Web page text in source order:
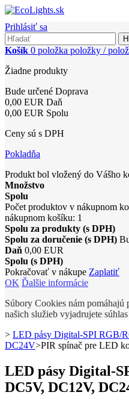
Prihlásiť sa
Košík 0 položka položky /
Žiadne produkty
Bude určené Doprava
0,00 EUR Daň
0,00 EUR Spolu
Ceny sú s DPH
Pokladňa
Produkt bol vložený do Vášho
Množstvo
Spolu
Počet produktov v nákupnom
nákupnom košíku: 1
Spolu za produkty (s DPH)
Spolu za doručenie (s DPH)
Daň 0,00 EUR
Spolu (s DPH)
Pokračovať v nákupe Zaplatiť
OK Ďalšie informácie
Súbory Cookies nám
našich služieb vyjadrujete
> LED pásy Digital-SPI RGB/
DC24V>PIR spínač pre LED
LED pásy Digital-
DC5V, DC12V,